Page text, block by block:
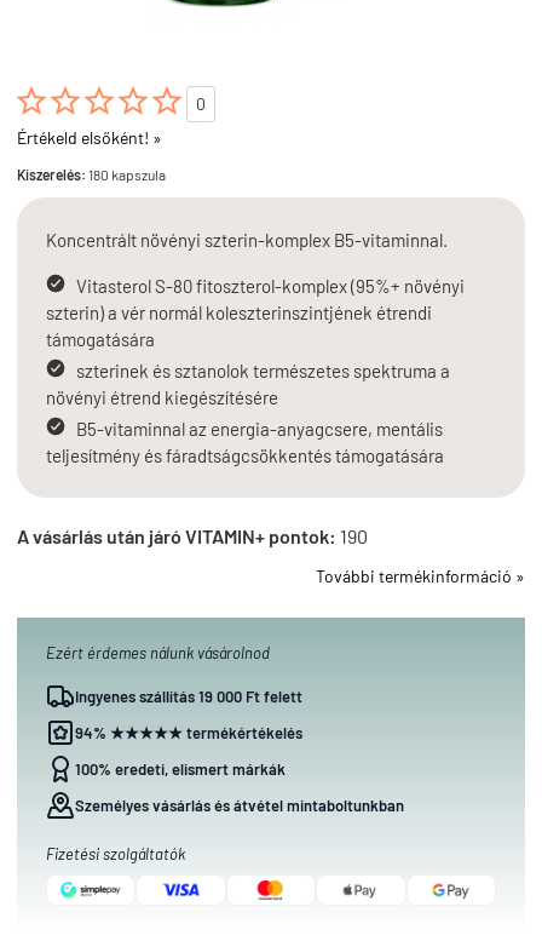

0
Értékeld elsőként! »
Kiszerelés: 180 kapszula
Koncentrált növényi szterin-komplex B5-vitaminnal.
Vitasterol S-80 fitoszterol-komplex (95%+ növényi
szterin) a vér normál koleszterinszintjének étrendi
támogatására
szterinek és sztanolok természetes spektruma a
növényi étrend kiegészítésére
B5-vitaminnal az energia-anyagcsere, mentális
teljesítmény és fáradtságcsökkentés támogatására
A vásárlás után járó VITAMIN+ pontok: 190
További termékinformáció »
Ezért érdemes nálunk vásárolnod
Ingyenes szállítás 19 000 Ft felett
94% ★★★★★ termékértékelés
100% eredeti, elismert márkák
Személyes vásárlás és átvétel mintaboltunkban
Fizetési szolgáltatók